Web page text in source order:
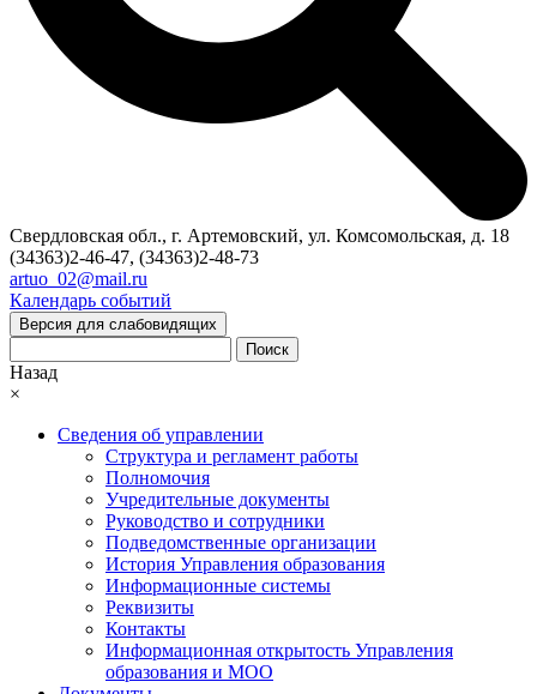
Свердловская обл., г. Артемовский, ул. Комсомольская, д. 18
(34363)2-46-47, (34363)2-48-73
artuo_02@mail.ru
Календарь событий
Версия для слабовидящих
Поиск
Назад
×
Сведения об управлении
Структура и регламент работы
Полномочия
Учредительные документы
Руководство и сотрудники
Подведомственные организации
История Управления образования
Информационные системы
Реквизиты
Контакты
Информационная открытость Управления
образования и МОО